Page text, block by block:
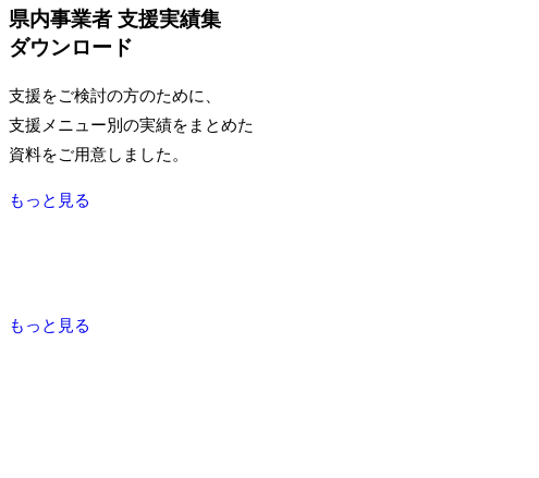
県内事業者 支援実績集
ダウンロード
支援をご検討の方のために、
支援メニュー別の実績をまとめた
資料をご用意しました。
もっと見る
もっと見る